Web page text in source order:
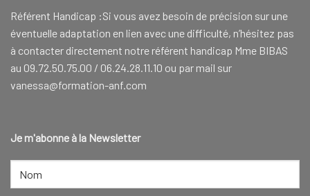
Référent Handicap :Si vous avez besoin de précision sur une
éventuelle adaptation en lien avec une difficulté, n’hésitez pas
à contacter directement notre référent handicap Mme BIBAS
au 09.72.50.75.00 / 06.24.28.11.10 ou par mail sur
vanessa@formation-anf.com
Je m'abonne à la Newsletter
NOM